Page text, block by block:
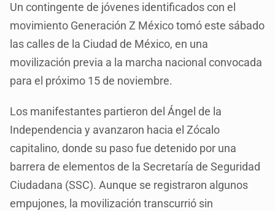
Un contingente de jóvenes identificados con el
movimiento Generación Z México tomó este sábado
las calles de la Ciudad de México, en una
movilización previa a la marcha nacional convocada
para el próximo 15 de noviembre.
Los manifestantes partieron del Ángel de la
Independencia y avanzaron hacia el Zócalo
capitalino, donde su paso fue detenido por una
barrera de elementos de la Secretaría de Seguridad
Ciudadana (SSC). Aunque se registraron algunos
empujones, la movilización transcurrió sin